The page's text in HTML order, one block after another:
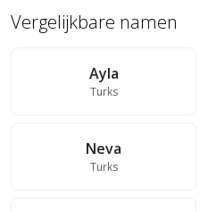
Vergelijkbare namen
Ayla
Turks
Neva
Turks